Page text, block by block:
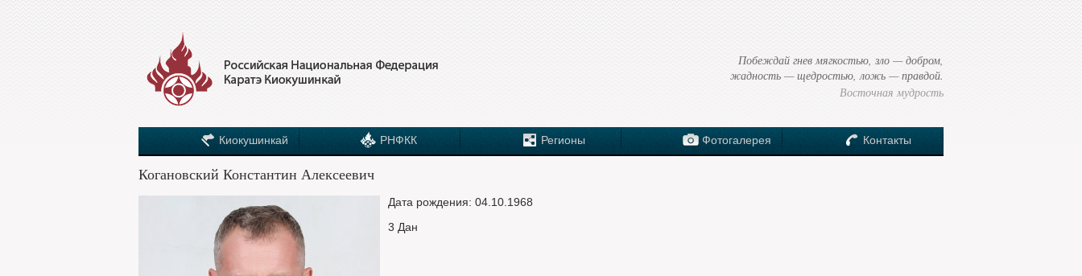
Побеждай гнев мягкостью, зло — добром,
жадность — щедростью, ложь — правдой.
Восточная мудрость
Киокушинкай РНФКК Регионы Фотогалерея Контакты
Когановский Константин Алексеевич
Дата рождения: 04.10.1968
3 Дан